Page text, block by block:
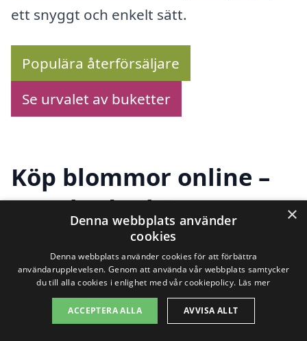
ett snyggt och enkelt sätt.
Populära återförsäljare
Se urvalet av buketter
Köp blommor online –
Se utbudet här!
Letar du efter ett pålitligt blomsterbud i
Nyehusen? Här kan du enkelt upptäcka
ett brett utbud av vackra
×
Denna webbplats använder
cookies
Denna webbplats använder cookies för att förbättra
användarupplevelsen. Genom att använda vår webbplats samtycker
du till alla cookies i enlighet med vår cookiepolicy. Läs mer
ACCEPTERA ALLA AVVISA ALLT